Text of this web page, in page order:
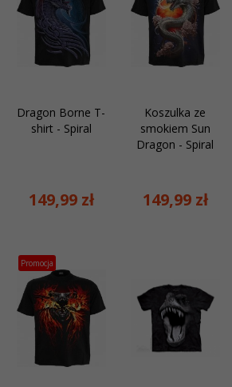
Dragon Borne T-
shirt - Spiral
149,99 zł
Koszulka ze
smokiem Sun
Dragon - Spiral
149,99 zł
Promocja